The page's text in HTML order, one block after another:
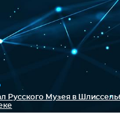
Русского Музея в